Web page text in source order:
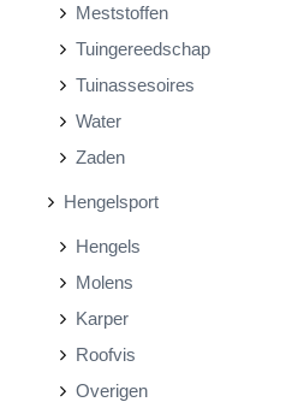
Meststoffen
Tuingereedschap
Tuinassesoires
Water
Zaden
Hengelsport
Hengels
Molens
Karper
Roofvis
Overigen